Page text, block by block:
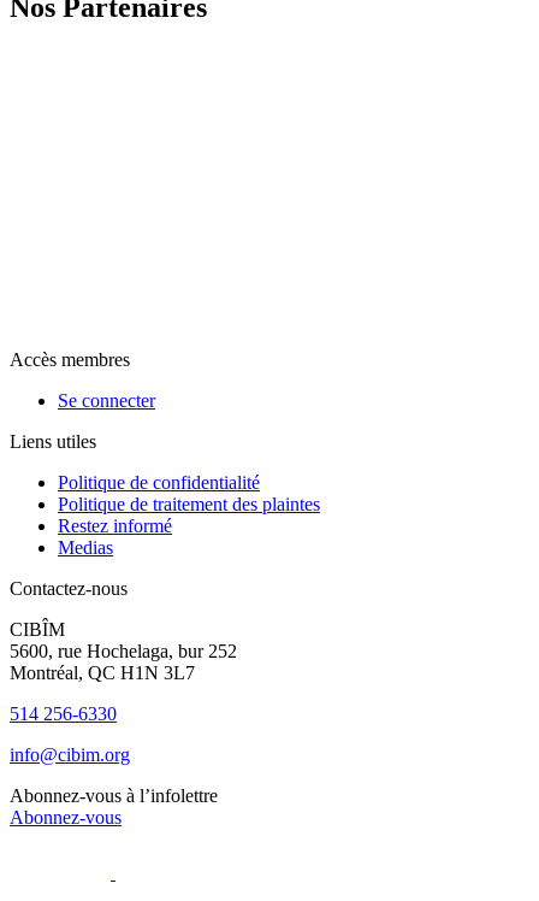
Nos Partenaires
Accès membres
Se connecter
Liens utiles
Politique de confidentialité
Politique de traitement des plaintes
Restez informé
Medias
Contactez-nous
CIBÎM
5600, rue Hochelaga, bur 252
Montréal, QC H1N 3L7
514 256-6330
info@cibim.org
Abonnez-vous à l’infolettre
Abonnez-vous